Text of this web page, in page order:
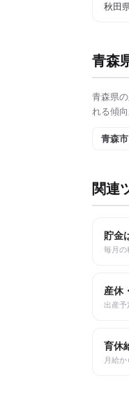
秋田
青森
青森県
れる傾
青森市
関連
貯金
毎月の
産休
出産予
育休
月給